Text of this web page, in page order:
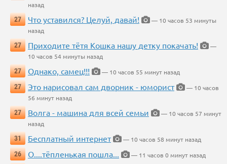
назад
27
Что уставился? Целуй, давай!
— 10 часов 53 минуты
назад
27
Приходите тётя Кошка нашу детку покачать!
—
10 часов 54 минуты назад
27
Однако, самец!!!
— 10 часов 55 минут назад
27
Это нарисовал сам дворник - юморист
— 10 часов
56 минут назад
27
Волга - машина для всей семьи
— 10 часов 57 минут
назад
31
Бесплатный интернет
— 10 часов 58 минут назад
26
О....тёпленькая пошла...
— 11 часов 0 минут назад